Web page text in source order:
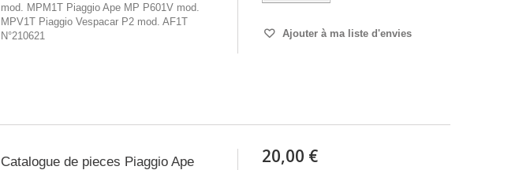
mod. MPM1T Piaggio Ape MP P601V mod.
MPV1T Piaggio Vespacar P2 mod. AF1T
N°210621
Ajouter à ma liste d'envies
Catalogue de pieces Piaggio Ape
20,00 €